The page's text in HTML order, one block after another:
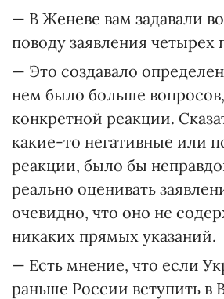
— В Женеве вам задавали
поводу заявления четырех
— Это создавало
нем было больше
конкретной реакции.
какие-то негативные или
реакции, было бы
реально оценивать
очевидно, что оно не
никаких прямых указаний.
— Есть мнение, что если
раньше России вступить в